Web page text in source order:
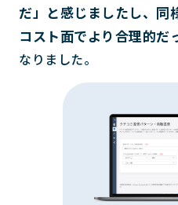
だ」と感じましたし、同
コスト面でより合理的だ
なりました。